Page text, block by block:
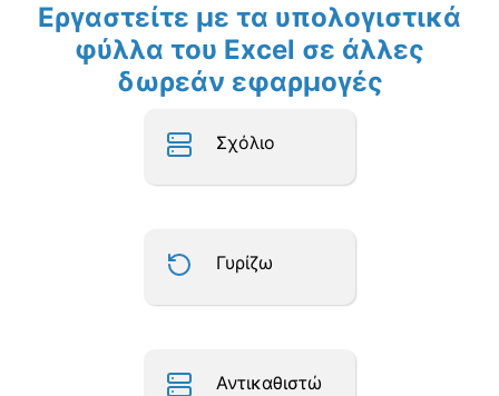
Εργαστείτε με τα υπολογιστικά
φύλλα του Excel σε άλλες
δωρεάν εφαρμογές
Σχόλιο
Γυρίζω
Αντικαθιστώ